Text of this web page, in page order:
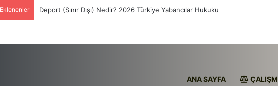
Deport (Sınır Dışı) Nedir? 2026 Türkiye Yabancılar Hukuku
ANA SAYFA